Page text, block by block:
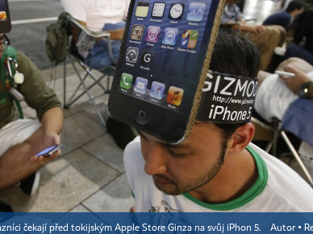
čekají před tokijským Apple Store Ginza na svůj iPhon 5. Autor ▪